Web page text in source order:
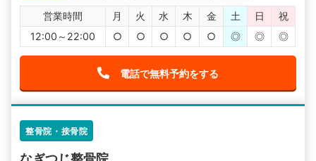
営業時間 月 火 水 木 金 土 日
祝
12:00～22:00
○ ○ ○ ○ ○ ◎ ◎ ◎
電話で無料予約をする
整骨院・接骨院